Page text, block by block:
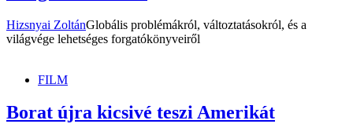
Hizsnyai ZoltánGlobális problémákról, változtatásokról, és a
világvége lehetséges forgatókönyveiről
FILM
Borat újra kicsivé teszi Amerikát